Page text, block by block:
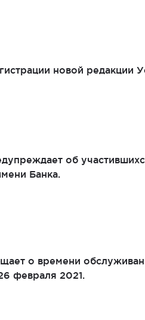
новой
об
Банка.
о времени
февраля 2021.